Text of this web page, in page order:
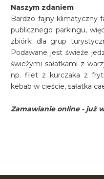
Naszym zdaniem
Bardzo fajny klimatyczny
publicznego parkingu,
zbiórki dla grup
Podawane jest świeże
świeżymi sałatkami z
np. filet z kurczaka z
kebab w cieście, sałatka
Zamawianie online - już